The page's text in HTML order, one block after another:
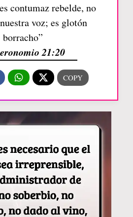
contumaz rebelde, no
voz; es glotón
borracho”
21:20